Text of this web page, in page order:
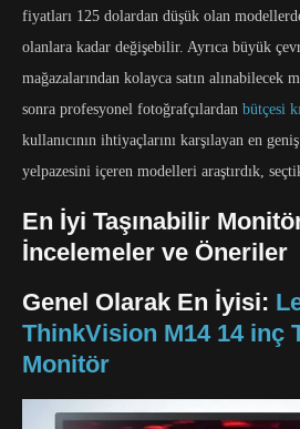
fiyatları 125 dolardan düşük olan
olanlara kadar değişebilir. Ayrıca büyük
mağazalarından kolayca satın alınabilecek
sonra profesyonel fotoğrafçılardan bütçesi
kullanıcının ihtiyaçlarını karşılayan en
yelpazesini içeren modelleri araştırdık,
En İyi Taşınabilir
İncelemeler ve Öneriler
Genel Olarak En İyisi:
ThinkVision M14 14 inç
Monitör